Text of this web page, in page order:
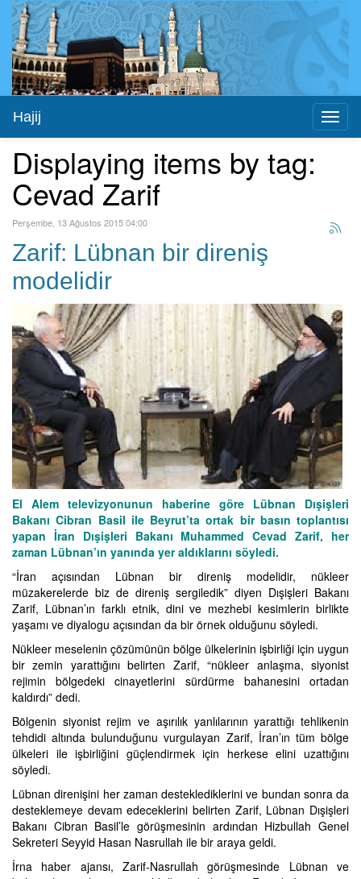
Hajij
Displaying items by tag:
Cevad Zarif
Perşembe, 13 Ağustos 2015 04:00
Zarif: Lübnan bir direniş
modelidir
El Alem televizyonunun haberine göre Lübnan Dışişleri
Bakanı Cibran Basil ile Beyrut’ta ortak bir basın toplantısı
yapan İran Dışişleri Bakanı Muhammed Cevad Zarif, her
zaman Lübnan’ın yanında yer aldıklarını söyledi.
“İran açısından Lübnan bir direniş modelidir, nükleer
müzakerelerde biz de direniş sergiledik” diyen Dışişleri Bakanı
Zarif, Lübnan’ın farklı etnik, dini ve mezhebi kesimlerin birlikte
yaşamı ve diyalogu açısından da bir örnek olduğunu söyledi.
Nükleer meselenin çözümünün bölge ülkelerinin işbirliği için uygun
bir zemin yarattığını belirten Zarif, “nükleer anlaşma, siyonist
rejimin bölgedeki cinayetlerini sürdürme bahanesini ortadan
kaldırdı” dedi.
Bölgenin siyonist rejim ve aşırılık yanlılarının yarattığı tehlikenin
tehdidi altında bulunduğunu vurgulayan Zarif, İran’ın tüm bölge
ülkeleri ile işbirliğini güçlendirmek için herkese elini uzattığını
söyledi.
Lübnan direnişini her zaman desteklediklerini ve bundan sonra da
desteklemeye devam edeceklerini belirten Zarif, Lübnan Dışişleri
Bakanı Cibran Basil’le görüşmesinin ardından Hizbullah Genel
Sekreteri Seyyid Hasan Nasrullah ile bir araya geldi.
İrna haber ajansı, Zarif-Nasrullah görüşmesinde Lübnan ve